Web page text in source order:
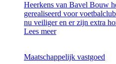
Heerkens van Bavel Bouw
gerealiseerd voor
nu veiliger en er zijn extra
Lees meer
Maatschappelijk vastgoed